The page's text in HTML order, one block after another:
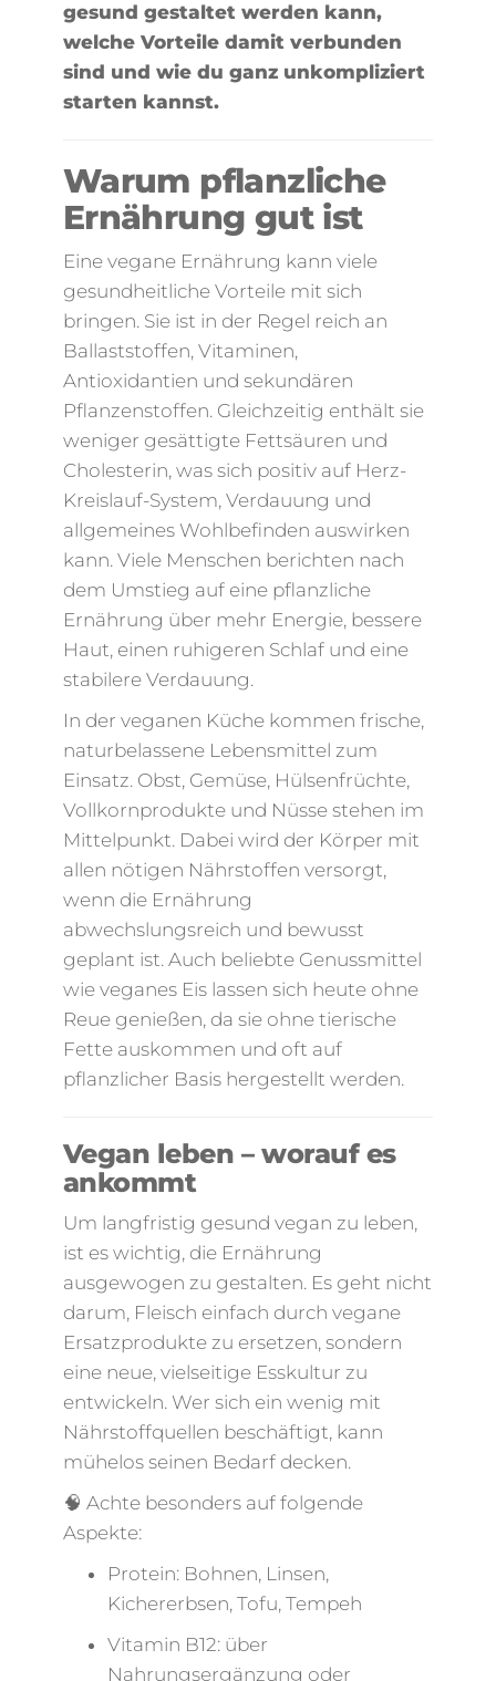
gesund gestaltet werden kann,
welche Vorteile damit verbunden
sind und wie du ganz unkompliziert
starten kannst.
Warum pflanzliche
Ernährung gut ist
Eine vegane Ernährung kann viele
gesundheitliche Vorteile mit sich
bringen. Sie ist in der Regel reich an
Ballaststoffen, Vitaminen,
Antioxidantien und sekundären
Pflanzenstoffen. Gleichzeitig enthält sie
weniger gesättigte Fettsäuren und
Cholesterin, was sich positiv auf Herz-
Kreislauf-System, Verdauung und
allgemeines Wohlbefinden auswirken
kann. Viele Menschen berichten nach
dem Umstieg auf eine pflanzliche
Ernährung über mehr Energie, bessere
Haut, einen ruhigeren Schlaf und eine
stabilere Verdauung.
In der veganen Küche kommen frische,
naturbelassene Lebensmittel zum
Einsatz. Obst, Gemüse, Hülsenfrüchte,
Vollkornprodukte und Nüsse stehen im
Mittelpunkt. Dabei wird der Körper mit
allen nötigen Nährstoffen versorgt,
wenn die Ernährung
abwechslungsreich und bewusst
geplant ist. Auch beliebte Genussmittel
wie veganes Eis lassen sich heute ohne
Reue genießen, da sie ohne tierische
Fette auskommen und oft auf
pflanzlicher Basis hergestellt werden.
Vegan leben – worauf es
ankommt
Um langfristig gesund vegan zu leben,
ist es wichtig, die Ernährung
ausgewogen zu gestalten. Es geht nicht
darum, Fleisch einfach durch vegane
Ersatzprodukte zu ersetzen, sondern
eine neue, vielseitige Esskultur zu
entwickeln. Wer sich ein wenig mit
Nährstoffquellen beschäftigt, kann
mühelos seinen Bedarf decken.
🧠 Achte besonders auf folgende
Aspekte:
Protein: Bohnen, Linsen,
Kichererbsen, Tofu, Tempeh
Vitamin B12: über
Nahrungsergänzung oder